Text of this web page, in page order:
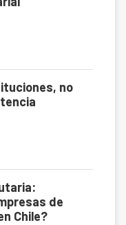
no
de
Chile?